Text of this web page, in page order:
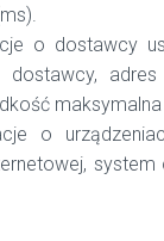
o dostawcy
o
system